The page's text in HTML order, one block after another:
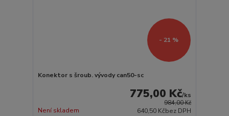
- 21 %
Konektor s šroub. vývody can50-sc
984,00 Kč
775,00 Kč/ks
640,50 Kčbez DPH
Není skladem